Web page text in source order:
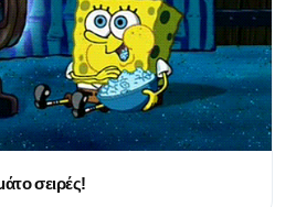
σειρές!